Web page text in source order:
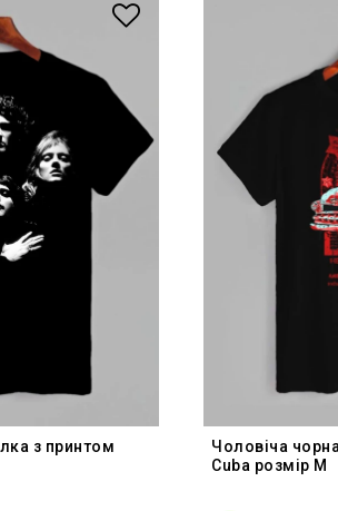
з принтом
Чоловіча
Cuba розмір M